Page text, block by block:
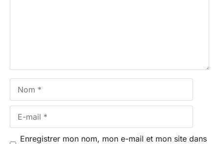
mail
Enregistrer mon nom, mon e-mail et mon site dans